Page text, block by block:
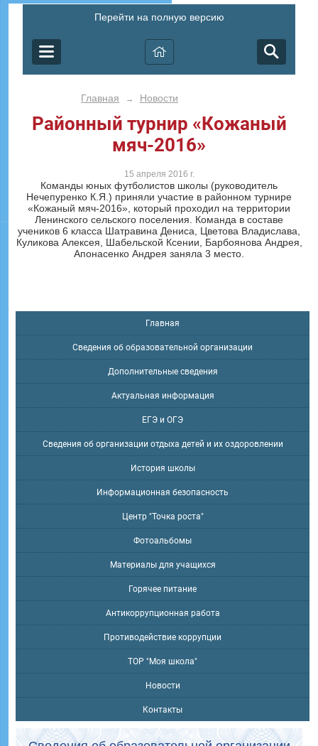
Перейти на полную версию
Главная → Новости
Районный турнир «Кожаный
мяч-2016»
15 апреля 2016 г.
Команды юных футболистов школы (руководитель
Нечепуренко К.Я.) приняли участие в районном турнире
«Кожаный мяч-2016», который проходил на территории
Ленинского сельского поселения. Команда в составе
учеников 6 класса Шатравина Дениса, Цветова Владислава,
Куликова Алексея, Шабельской Ксении, Барбоянова Андрея,
Апонасенко Андрея заняла 3 место.
Главная
Сведения об образовательной организации
Дополнительные сведения
Актуальная информация
ЕГЭ и ОГЭ
Сведения об организации отдыха детей и их оздоровлении
История школы
Информационная безопасность
Центр "Точка роста"
Фотоальбомы
Материалы для учащихся
Горячее питание
Антикоррупционная работа
Противодействие коррупции
ТОР "Моя школа"
Новости
Контакты